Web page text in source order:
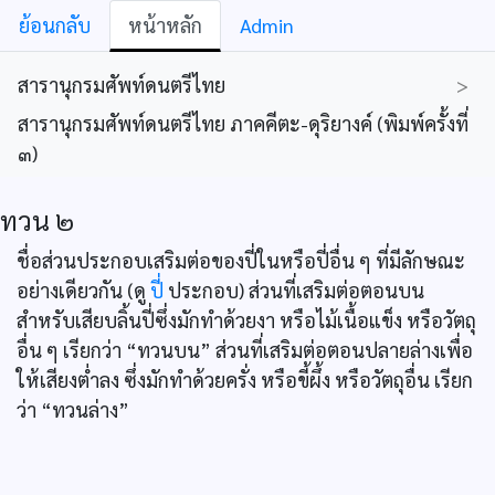
ย้อนกลับ หน้าหลัก Admin
สารานุกรมศัพท์ดนตรีไทย
>
สารานุกรมศัพท์ดนตรีไทย ภาคคีตะ-ดุริยางค์ (พิมพ์ครั้งที่
๓)
ทวน ๒
ชื่อส่วนประกอบเสริมต่อของปี่ในหรือปี่อื่น ๆ ที่มีลักษณะ
อย่างเดียวกัน (ดู ปี่ ประกอบ) ส่วนที่เสริมต่อตอนบน
สำหรับเสียบลิ้นปี่ซึ่งมักทำด้วยงา หรือไม้เนื้อแข็ง หรือวัตถุ
อื่น ๆ เรียกว่า “ทวนบน” ส่วนที่เสริมต่อตอนปลายล่างเพื่อ
ให้เสียงต่ำลง ซึ่งมักทำด้วยครั่ง หรือขี้ผึ้ง หรือวัตถุอื่น เรียก
ว่า “ทวนล่าง”